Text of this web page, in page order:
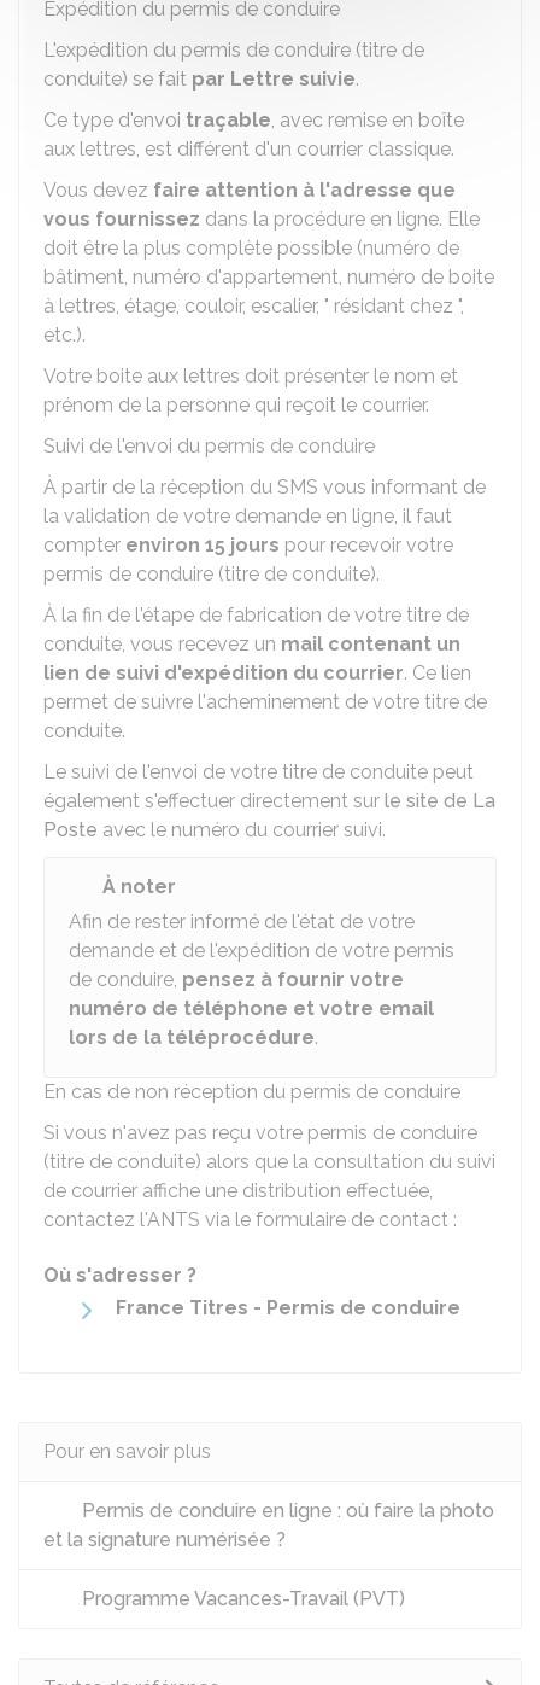
Expédition du permis de conduire
L'expédition du permis de conduire (titre de
conduite) se fait par Lettre suivie.
Ce type d'envoi traçable, avec remise en boîte
aux lettres, est différent d'un courrier classique.
Vous devez faire attention à l'adresse que
vous fournissez dans la procédure en ligne. Elle
doit être la plus complète possible (numéro de
bâtiment, numéro d'appartement, numéro de boite
à lettres, étage, couloir, escalier, " résidant chez ",
etc.).
Votre boite aux lettres doit présenter le nom et
prénom de la personne qui reçoit le courrier.
Suivi de l'envoi du permis de conduire
À partir de la réception du SMS vous informant de
la validation de votre demande en ligne, il faut
compter environ 15 jours pour recevoir votre
permis de conduire (titre de conduite).
À la fin de l'étape de fabrication de votre titre de
conduite, vous recevez un mail contenant un
lien de suivi d'expédition du courrier. Ce lien
permet de suivre l'acheminement de votre titre de
conduite.
Le suivi de l'envoi de votre titre de conduite peut
également s'effectuer directement sur le site de La
Poste avec le numéro du courrier suivi.
À noter
Afin de rester informé de l'état de votre
demande et de l'expédition de votre permis
de conduire, pensez à fournir votre
numéro de téléphone et votre email
lors de la téléprocédure.
En cas de non réception du permis de conduire
Si vous n'avez pas reçu votre permis de conduire
(titre de conduite) alors que la consultation du suivi
de courrier affiche une distribution effectuée,
contactez l'ANTS via le formulaire de contact :
Où s'adresser ?
France Titres - Permis de conduire
Pour en savoir plus
Permis de conduire en ligne : où faire la photo
et la signature numérisée ?
Programme Vacances-Travail (PVT)